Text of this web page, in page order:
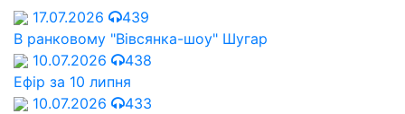
17.07.2026
439
В ранковому "Вівсянка-шоу" Шугар
10.07.2026
438
Ефір за 10 липня
10.07.2026
433